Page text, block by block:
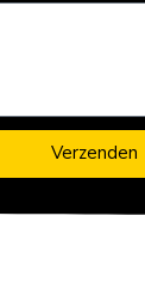
Verzenden